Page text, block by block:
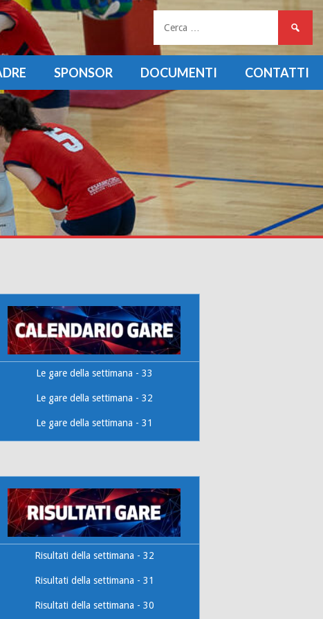
SPONSOR DOCUMENTI CONTATTI
per:
Le gare della settimana - 33
Le gare della settimana - 32
Le gare della settimana - 31
Risultati della settimana - 32
Risultati della settimana - 31
Risultati della settimana - 30